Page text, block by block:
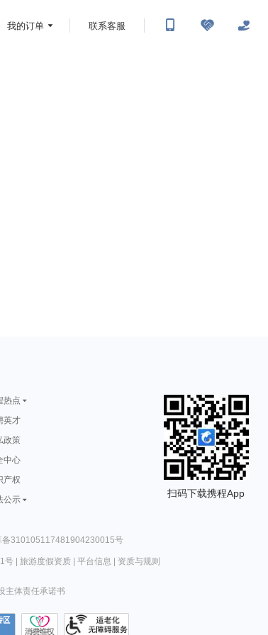
我的订单 联系客服
热点
英才
政策
中心
产权
公示
扫码下载携程App
备310105117481904230015号
号| 旅游度假资质| 平台信息 资质与规则
主体责任承诺书